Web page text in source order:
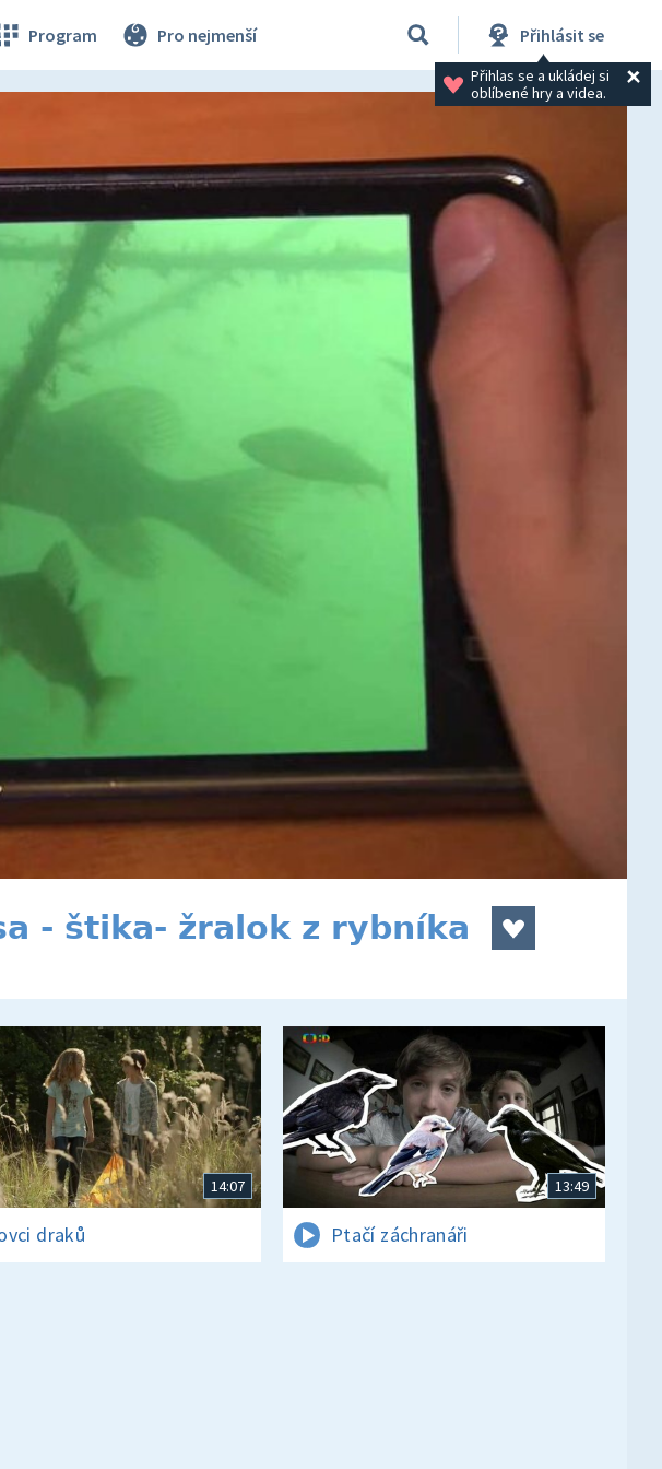
Program Pro nejmenší Přihlásit se
Přihlas se a ukládej si
oblíbené hry a videa.
- štika- žralok z rybníka
14:07
draků
13:49
Ptačí záchranáři